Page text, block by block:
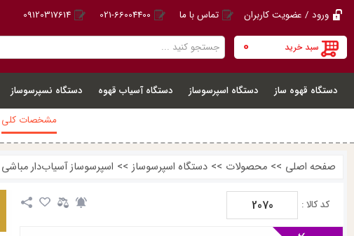
ورود / عضویت کاربران تماس با ما 021-66004400
09120317614
سبد خرید 0
دستگاه قهوه ساز دستگاه اسپرسوساز دستگاه آسیاب قهوه
دستگاه نسپرسوساز
مشخصات کلی
صفحه اصلی >> محصولات >> دستگاه اسپرسوساز >> اسپرسوساز آسیاب‌دار مباشی ME-CCM2070
کد کالا : 2070